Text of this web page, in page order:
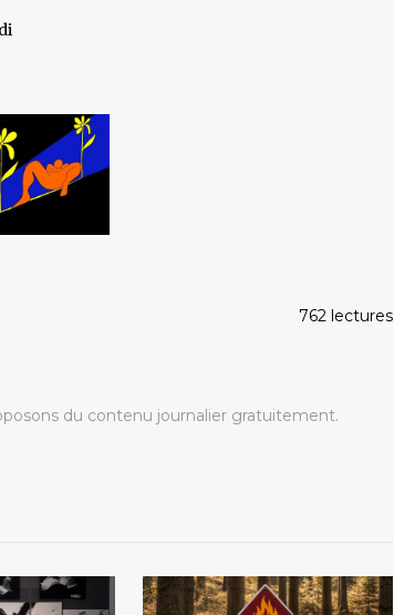
762 lectures
du contenu journalier gratuitement.